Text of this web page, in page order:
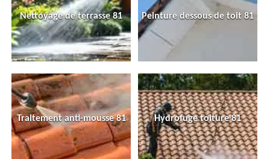
Nettoyage de terrasse 81 Peinture dessous de toit 81
Traitement anti-mousse 81 Hydrofuge toiture 81